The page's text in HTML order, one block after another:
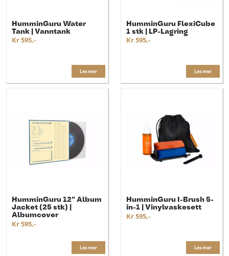
HumminGuru Water
Tank | Vanntank
Kr 595,-
Les mer
HumminGuru FlexiCube
1 stk | LP-Lagring
Kr 595,-
Les mer
HumminGuru 12" Album
Jacket (25 stk) |
Albumcover
Kr 595,-
Les mer
HumminGuru I-Brush 5-
in-1 | Vinylvaskesett
Kr 595,-
Les mer